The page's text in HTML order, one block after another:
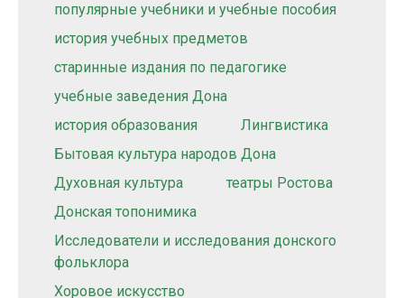
популярные учебники и учебные пособия
история учебных предметов
старинные издания по педагогике
учебные заведения Дона
история образования
Лингвистика
Бытовая культура народов Дона
Духовная культура
театры Ростова
Донская топонимика
Исследователи и исследования донского
фольклора
Хоровое искусство